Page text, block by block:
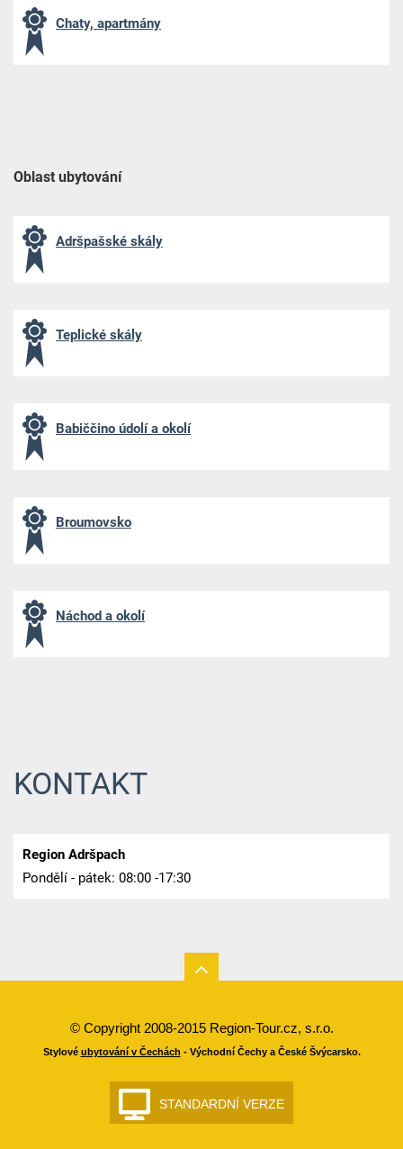
Chaty, apartmány
Oblast ubytování
Adršpašské skály
Teplické skály
Babiččino údolí a okolí
Broumovsko
Náchod a okolí
KONTAKT
Region Adršpach
Pondělí - pátek: 08:00 -17:30
© Copyright 2008-2015 Region-Tour.cz, s.r.o.
Stylové ubytování v Čechách - Východní Čechy a České Švýcarsko.
STANDARDNÍ VERZE